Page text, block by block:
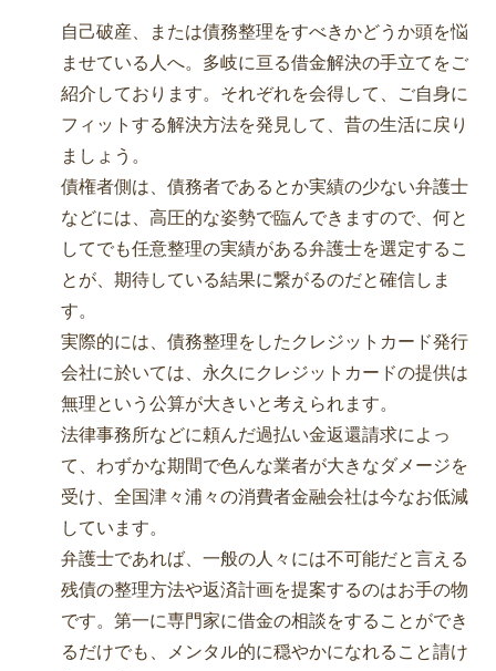
自己破産、または債務整理をすべきかどうか頭を悩
ませている人へ。多岐に亘る借金解決の手立てをご
紹介しております。それぞれを会得して、ご自身に
フィットする解決方法を発見して、昔の生活に戻り
ましょう。
債権者側は、債務者であるとか実績の少ない弁護士
などには、高圧的な姿勢で臨んできますので、何と
してでも任意整理の実績がある弁護士を選定するこ
とが、期待している結果に繋がるのだと確信しま
す。
実際的には、債務整理をしたクレジットカード発行
会社に於いては、永久にクレジットカードの提供は
無理という公算が大きいと考えられます。
法律事務所などに頼んだ過払い金返還請求によっ
て、わずかな期間で色んな業者が大きなダメージを
受け、全国津々浦々の消費者金融会社は今なお低減
しています。
弁護士であれば、一般の人々には不可能だと言える
残債の整理方法や返済計画を提案するのはお手の物
です。第一に専門家に借金の相談をすることができ
るだけでも、メンタル的に穏やかになれること請け